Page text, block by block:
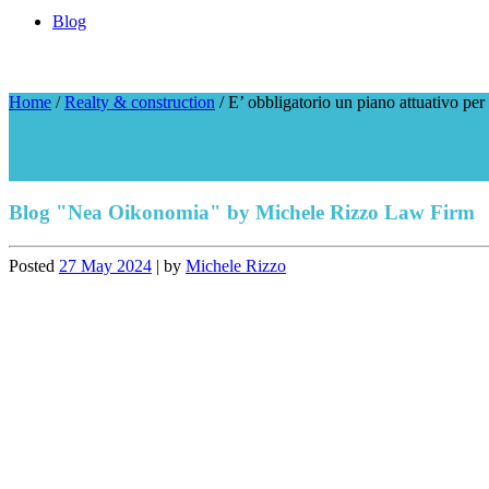
Blog
Home /Realty & construction /E’ obbligatorio un piano attuativo per
Blog "Nea Oikonomia" by Michele Rizzo Law Firm
Posted 27 May 2024 | by Michele Rizzo